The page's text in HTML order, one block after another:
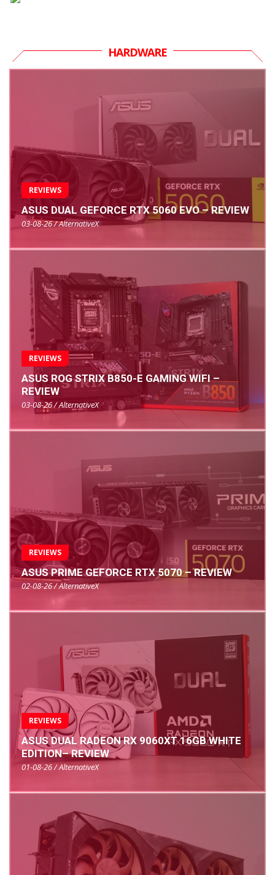
HARDWARE
REVIEWS
ASUS DUAL GEFORCE RTX 5060 EVO – REVIEW
03-08-26 / AlternativeX
REVIEWS
ASUS ROG STRIX B850-E GAMING WIFI –
REVIEW
03-08-26 / AlternativeX
REVIEWS
ASUS PRIME GEFORCE RTX 5070 – REVIEW
02-08-26 / AlternativeX
REVIEWS
ASUS DUAL RADEON RX 9060XT 16GB WHITE
EDITION– REVIEW
01-08-26 / AlternativeX